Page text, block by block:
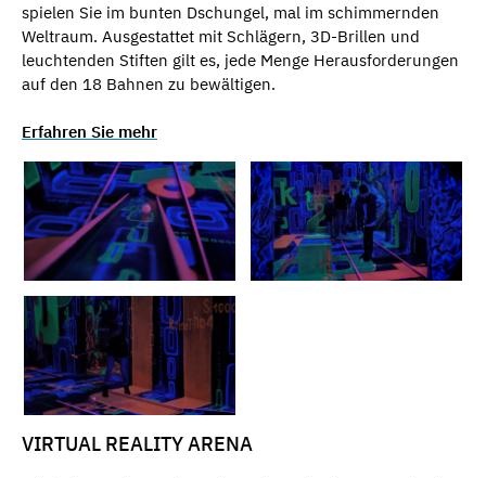
spielen Sie im bunten Dschungel, mal im schimmernden
Weltraum. Ausgestattet mit Schlägern, 3D-Brillen und
leuchtenden Stiften gilt es, jede Menge Herausforderungen
auf den 18 Bahnen zu bewältigen.
Erfahren Sie mehr
VIRTUAL REALITY ARENA